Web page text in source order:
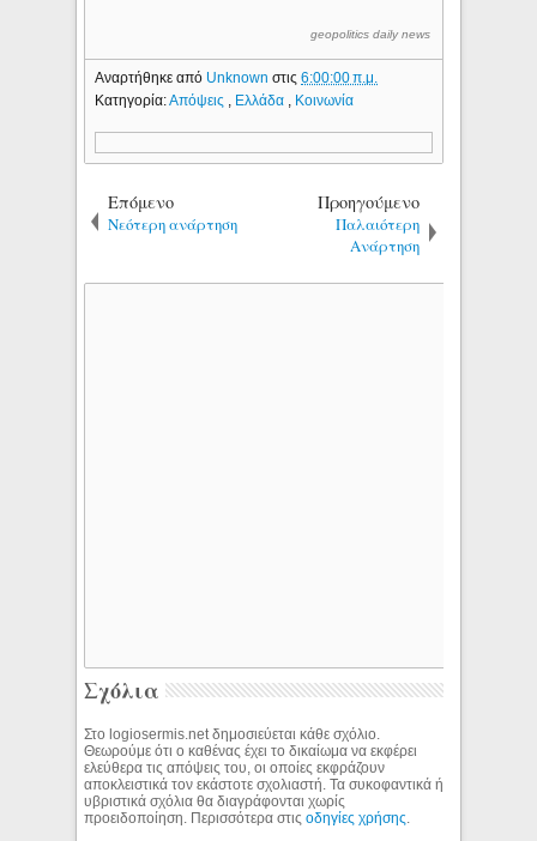
geopolitics daily news
Αναρτήθηκε από Unknownστις6:00:00 π.μ.
Κατηγορία:Απόψεις Ελλάδα Κοινωνία
Επόμενο
Νεότερη ανάρτηση
Προηγούμενο
Παλαιότερη
Ανάρτηση
Σχόλια
Στο logiosermis.net δημοσιεύεται κάθε σχόλιο.
Θεωρούμε ότι ο καθένας έχει το δικαίωμα να εκφέρει
ελεύθερα τις απόψεις του, οι οποίες εκφράζουν
αποκλειστικά τον εκάστοτε σχολιαστή. Τα συκοφαντικά ή
υβριστικά σχόλια θα διαγράφονται χωρίς
προειδοποίηση. Περισσότερα στιςοδηγίες χρήσης